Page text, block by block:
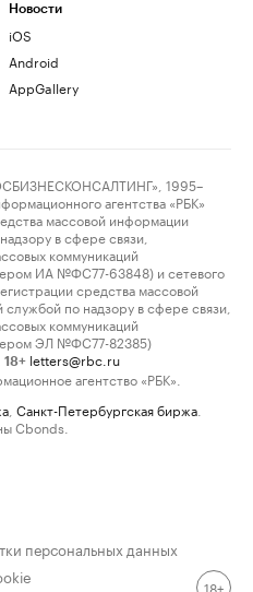
Новости
iOS
Android
AppGallery
1995–
агентства «РБК»
массовой информации
в сфере связи,
коммуникаций
ИА №ФС77-63848) и сетевого
средства массовой
по надзору в сфере связи,
коммуникаций
ЭЛ №ФС77-82385)
18+ letters@rbc.ru
агентство «РБК».
Санкт-Петербургская биржа
Cbonds.
персональных данных
18+